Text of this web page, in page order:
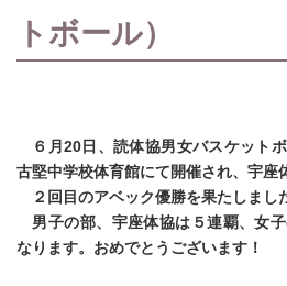
トボール）
６月20日、読体協男女バスケット
古堅中学校体育館にて開催され、宇座
２回目のアベック優勝を果たしまし
男子の部、宇座体協は５連覇、女
なります。おめでとうございます！